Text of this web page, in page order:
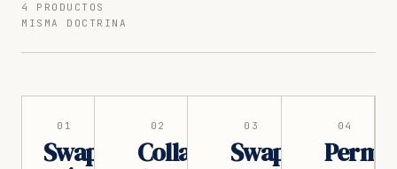
4 PRODUCTOS
MISMA DOCTRINA
01
Swap
02
Collar
03
Swap
04